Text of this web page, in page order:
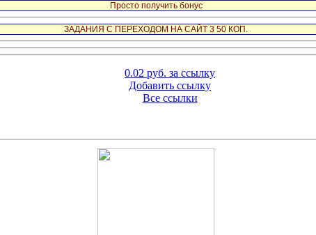
Просто получить бонус
ЗАДАНИЯ С ПЕРЕХОДОМ НА САЙТ 3 50 КОП.
0.02 руб. за ссылку
Добавить ссылку
Все ссылки